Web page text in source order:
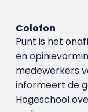
Colofon
Punt is het
en
medewerkers
informeert de
Hogeschool